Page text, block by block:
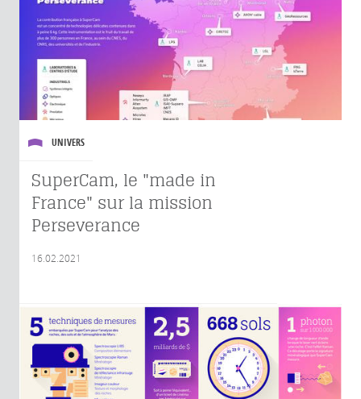
UNIVERS
SuperCam, le "made in
France" sur la mission
Perseverance
16.02.2021